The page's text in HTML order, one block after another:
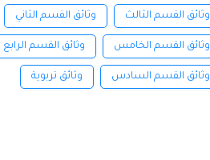
وثائق القسم الثالث وثائق القسم الثاني
وثائق القسم الخامس وثائق القسم الرابع
وثائق القسم السادس وثائق تربوية